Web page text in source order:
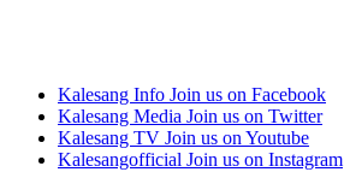
Kalesang Info Join us on Facebook
Kalesang Media Join us on Twitter
Kalesang TV Join us on Youtube
Kalesangofficial Join us on Instagram